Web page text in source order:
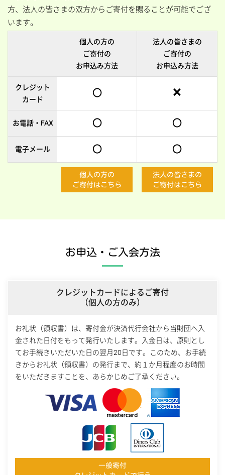
方、法人の皆さまの双方からご寄付を賜ることが可能でござ
います。
個人の方の
ご寄付の
お申込み方法
法人の皆さまの
ご寄付の
お申込み方法
クレジット
カード
〇 ×
お電話・FAX 〇 〇
電子メール 〇 〇
個人の方の
ご寄付はこちら
法人の皆さまの
ご寄付はこちら
お申込・ご入会方法
クレジットカードによるご寄付
（個人の方のみ）
お礼状（領収書）は、寄付金が決済代行会社から当財団へ入
金された日付をもって発行いたします。入金日は、原則とし
てお手続きいただいた日の翌月20日です。このため、お手続
きからお礼状（領収書）の発行まで、約１か月程度のお時間
をいただきますことを、あらかじめご了承ください。
一般寄付